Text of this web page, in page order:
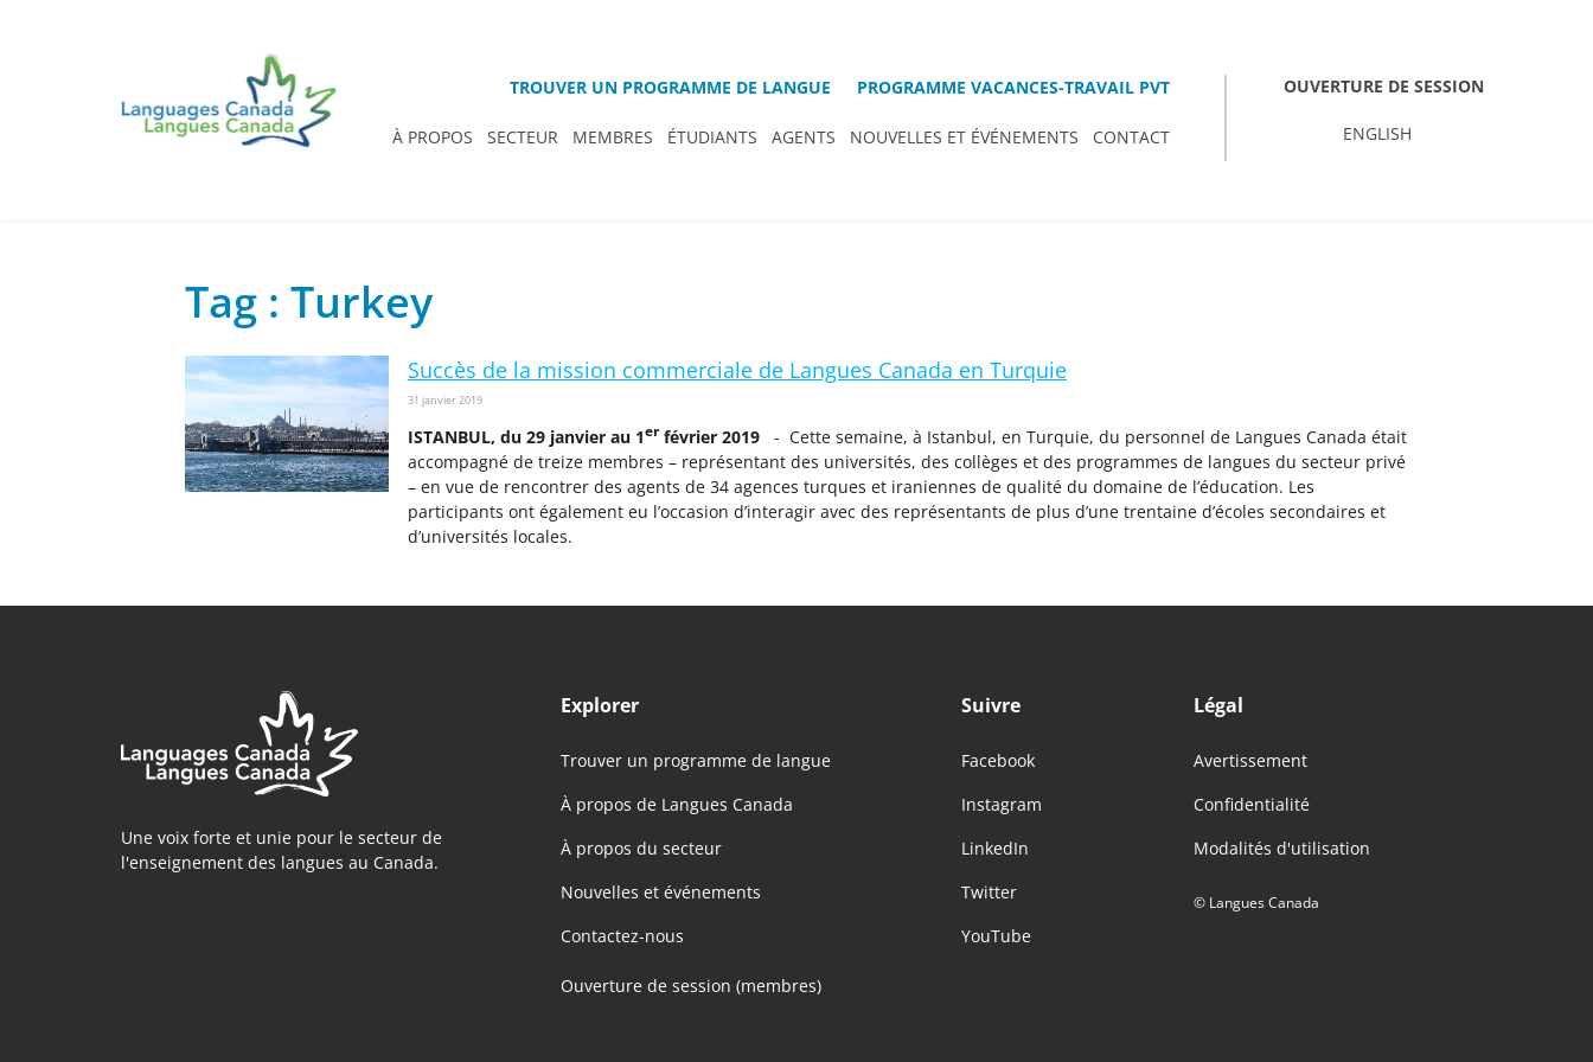
TROUVER UN PROGRAMME DE LANGUE PROGRAMME VACANCES-TRAVAIL PVT
À PROPOS SECTEUR MEMBRES ÉTUDIANTS AGENTS NOUVELLES ET ÉVÉNEMENTS CONTACT
OUVERTURE DE SESSION
ENGLISH
Tag : Turkey
Succès de la mission commerciale de Langues Canada en Turquie
31 janvier 2019
ISTANBUL, du 29 janvier au 1erfévrier 2019 - Cette semaine, à Istanbul, en Turquie, du personnel de Langues Canada était
accompagné de treize membres – représentant des universités, des collèges et des programmes de langues du secteur privé
– en vue de rencontrer des agents de 34 agences turques et iraniennes de qualité du domaine de l’éducation. Les
participants ont également eu l’occasion d’interagir avec des représentants de plus d’une trentaine d’écoles secondaires et
d’universités locales.
Une voix forte et unie pour le secteur de
l'enseignement des langues au Canada.
Explorer
Trouver un programme de langue
À propos de Langues Canada
À propos du secteur
Nouvelles et événements
Contactez-nous
Ouverture de session (membres)
Suivre
Facebook
Instagram
LinkedIn
Twitter
YouTube
Légal
Avertissement
Confidentialité
Modalités d'utilisation
© Langues Canada